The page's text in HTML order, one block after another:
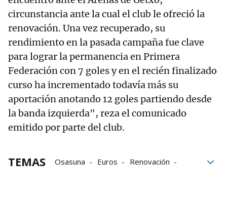
circunstancia ante la cual el club le ofreció la
renovación. Una vez recuperado, su
rendimiento en la pasada campaña fue clave
para lograr la permanencia en Primera
Federación con 7 goles y en el recién finalizado
curso ha incrementado todavía más su
aportación anotando 12 goles partiendo desde
la banda izquierda", reza el comunicado
emitido por parte del club.
TEMAS Osasuna Euros
Renovación